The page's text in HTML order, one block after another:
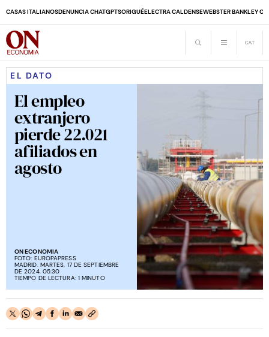
CASAS ITALIANOSDENUNCIA CHATGPTSORIGUÉELECTRA CALDENSEWEBSTER BANKLEY
EL DATO
El empleo
extranjero
pierde 22.021
afiliados en
agosto
ON ECONOMIA
FOTO: EUROPAPRESS
MADRID. MARTES, 17 DE SEPTIEMBRE
DE 2024. 05:30
TIEMPO DE LECTURA: 1 MINUTO